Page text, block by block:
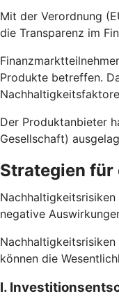
Mit der Verordnung
die Transparenz im
Produkte betreffen.
Der Produktanbieter
Gesellschaft)
Strategien für
negative
können die
I.